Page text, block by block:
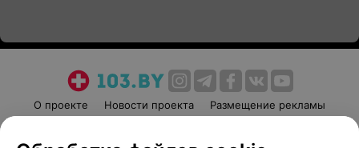
О проекте Новости проекта
Размещение рекламы